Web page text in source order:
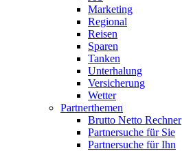
Marketing
Regional
Reisen
Sparen
Tanken
Unterhalung
Versicherung
Wetter
Partnerthemen
Brutto Netto Rechner
Partnersuche für Sie
Partnersuche für Ihn